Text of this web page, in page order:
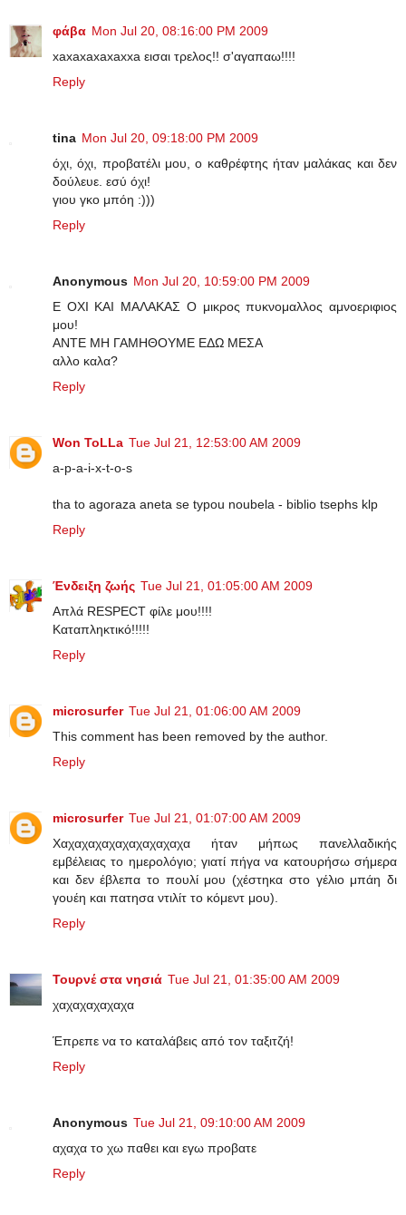
φάβα Mon Jul 20, 08:16:00 PM 2009
xaxaxaxaxaxxa εισαι τρελος!! σ'αγαπαω!!!!
Reply
tina Mon Jul 20, 09:18:00 PM 2009
όχι, όχι, προβατέλι μου, ο καθρέφτης ήταν μαλάκας και δεν
δούλευε. εσύ όχι!
γιου γκο μπόη :)))
Reply
Anonymous Mon Jul 20, 10:59:00 PM 2009
Ε ΟΧΙ ΚΑΙ ΜΑΛΑΚΑΣ Ο μικρος πυκνομαλλος αμνοεριφιος
μου!
ΑΝΤΕ ΜΗ ΓΑΜΗΘΟΥΜΕ ΕΔΩ ΜΕΣΑ
αλλο καλα?
Reply
Won ToLLa Tue Jul 21, 12:53:00 AM 2009
a-p-a-i-x-t-o-s
tha to agoraza aneta se typou noubela - biblio tsephs klp
Reply
Ένδειξη ζωής Tue Jul 21, 01:05:00 AM 2009
Απλά RESPECT φίλε μου!!!!
Καταπληκτικό!!!!!
Reply
microsurfer Tue Jul 21, 01:06:00 AM 2009
This comment has been removed by the author.
Reply
microsurfer Tue Jul 21, 01:07:00 AM 2009
Χαχαχαχαχαχαχαχαχαχα ήταν μήπως πανελλαδικής
εμβέλειας το ημερολόγιο; γιατί πήγα να κατουρήσω σήμερα
και δεν έβλεπα το πουλί μου (χέστηκα στο γέλιο μπάη δι
γουέη και πατησα ντιλίτ το κόμεντ μου).
Reply
Τουρνέ στα νησιά Tue Jul 21, 01:35:00 AM 2009
χαχαχαχαχαχα
Έπρεπε να το καταλάβεις από τον ταξιτζή!
Reply
Anonymous Tue Jul 21, 09:10:00 AM 2009
αχαχα το χω παθει και εγω προβατε
Reply